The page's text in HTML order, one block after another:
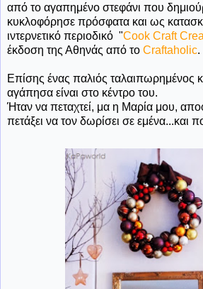
από το αγαπημένο στεφάνι που
κυκλοφόρησε πρόσφατα και ως
ιντερνετικό περιοδικό "Cook Craft
έκδοση της Αθηνάς από το Craftaholic.
Επίσης ένας παλιός ταλαιπωρημένος
αγάπησα είναι στο κέντρο του.
Ήταν να πεταχτεί, μα η Μαρία μου,
πετάξει να τον δωρίσει σε εμένα...και